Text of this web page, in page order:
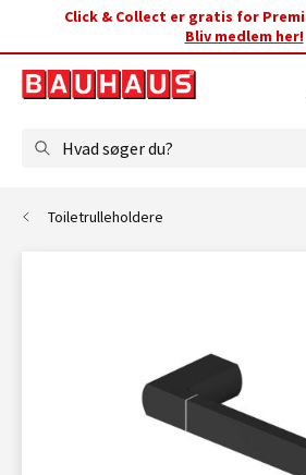
Click & Collect er gratis for
Bliv medlem her!
Hvad søger du?
Toiletrulleholdere